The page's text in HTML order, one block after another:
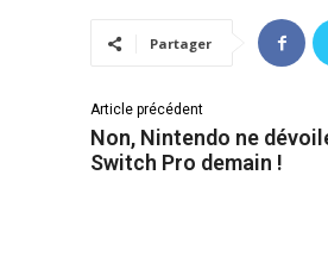
Partager
Article précédent
Non, Nintendo ne
Switch Pro demain !